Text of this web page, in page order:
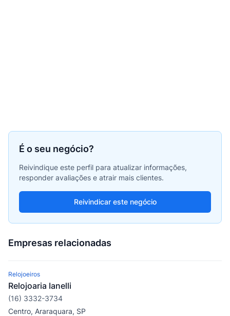
É o seu negócio?
Reivindique este perfil para atualizar informações,
responder avaliações e atrair mais clientes.
Reivindicar este negócio
Empresas relacionadas
Relojoeiros
Relojoaria Ianelli
(16) 3332-3734
Centro, Araraquara, SP